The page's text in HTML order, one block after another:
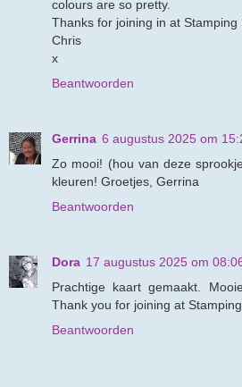
colours are so pretty.
Thanks for joining in at Stamping
Chris
x
Beantwoorden
Gerrina 6 augustus 2025 om
Zo mooi! (hou van deze
kleuren! Groetjes, Gerrina
Beantwoorden
Dora 17 augustus 2025 om
Prachtige kaart gemaakt.
Thank you for joining at
Beantwoorden